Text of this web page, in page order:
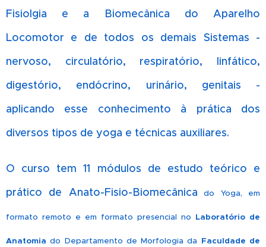
Fisiolgia e a Biomecânica do Aparelho
Locomotor e de todos os demais Sistemas -
nervoso, circulatório, respiratório, linfático,
digestório, endócrino, urinário, genitais -
aplicando esse conhecimento à prática dos
diversos tipos de yoga e técnicas auxiliares.
O curso tem 11 módulos de estudo teórico e
prático de Anato-Fisio-Biomecânica do Yoga, em
formato remoto e em formato presencial no Laboratório de
Anatomia do Departamento de Morfologia da Faculdade de